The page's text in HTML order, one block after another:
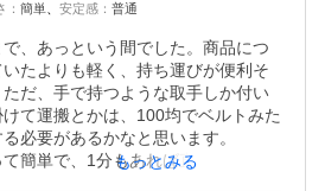
： 簡単 安定感 ： 普通
、あっという間でした。商品につ
たよりも軽く、持ち運びが便利そ
だ、手で持つような取手しか付い
て運搬とかは、100均でベルトみた
必要があるかなと思います。
簡単で、1分もあれば直ぐ組立てで
もっとみる